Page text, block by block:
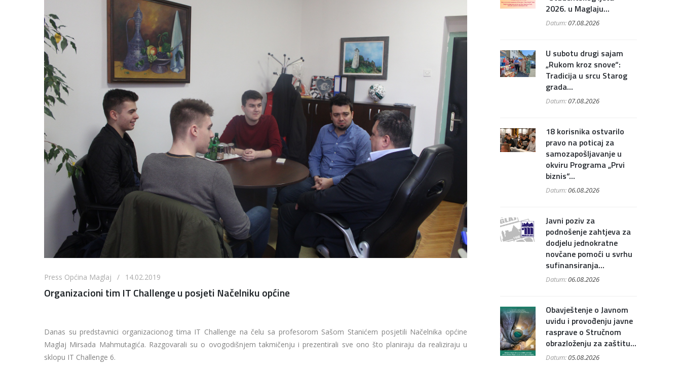
Press Općina Maglaj / 14.02.2019
Organizacioni tim IT Challenge u posjeti Načelniku općine
Danas su predstavnici organizacionog tima IT Challenge na čelu sa profesorom Sašom Stanićem posjetili Načelnika općine
Maglaj Mirsada Mahmutagića. Razgovarali su o ovogodišnjem takmičenju i prezentirali sve ono što planiraju da realiziraju u
sklopu IT Challenge 6.
2026. u Maglaju...
Datum:07.08.2026
U subotu drugi sajam
„Rukom kroz snove“:
Tradicija u srcu Starog
grada...
Datum:07.08.2026
18 korisnika ostvarilo
pravo na poticaj za
samozapošljavanje u
okviru Programa „Prvi
biznis“...
Datum:06.08.2026
Javni poziv za
podnošenje zahtjeva za
dodjelu jednokratne
novčane pomoći u svrhu
sufinansiranja...
Datum:06.08.2026
Obavještenje o Javnom
uvidu i provođenju javne
rasprave o Stručnom
obrazloženju za zaštitu...
Datum:05.08.2026